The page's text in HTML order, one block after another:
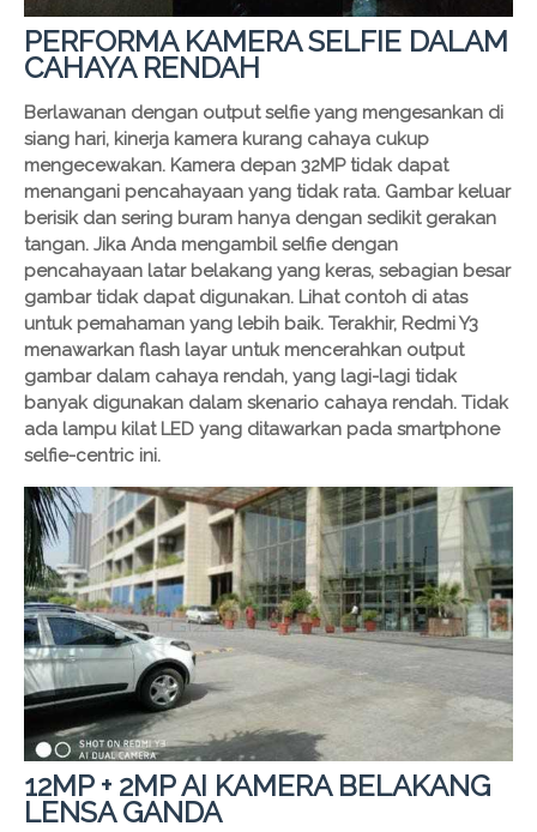
PERFORMA KAMERA SELFIE DALAM
CAHAYA RENDAH
Berlawanan dengan output selfie yang mengesankan di
siang hari, kinerja kamera kurang cahaya cukup
mengecewakan. Kamera depan 32MP tidak dapat
menangani pencahayaan yang tidak rata. Gambar keluar
berisik dan sering buram hanya dengan sedikit gerakan
tangan. Jika Anda mengambil selfie dengan
pencahayaan latar belakang yang keras, sebagian besar
gambar tidak dapat digunakan. Lihat contoh di atas
untuk pemahaman yang lebih baik. Terakhir, Redmi Y3
menawarkan flash layar untuk mencerahkan output
gambar dalam cahaya rendah, yang lagi-lagi tidak
banyak digunakan dalam skenario cahaya rendah. Tidak
ada lampu kilat LED yang ditawarkan pada smartphone
selfie-centric ini.
12MP + 2MP AI KAMERA BELAKANG
LENSA GANDA